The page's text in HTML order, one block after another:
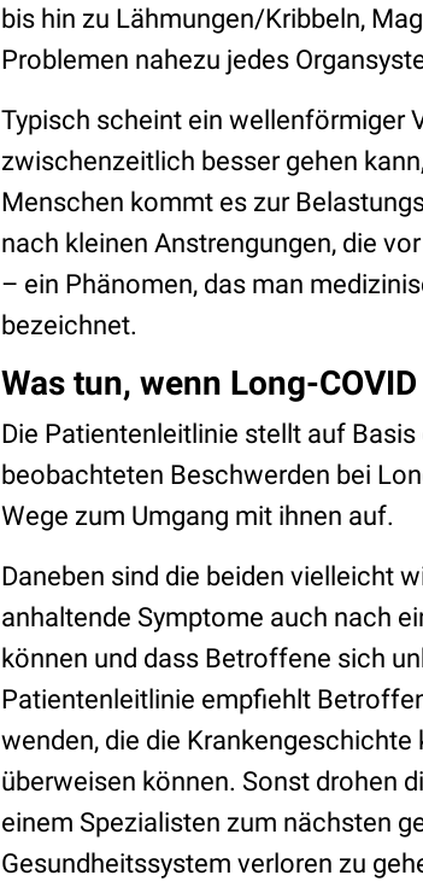
bis hin zu Lähmungen/Kribbeln,
Problemen nahezu jedes
Typisch scheint ein wellenförmiger
zwischenzeitlich besser gehen
Menschen kommt es zur
nach kleinen Anstrengungen, die
– ein Phänomen, das man
bezeichnet.
Was tun, wenn Long-
Die Patientenleitlinie stellt auf
beobachteten Beschwerden bei
Wege zum Umgang mit ihnen auf.
Daneben sind die beiden vielleicht
anhaltende Symptome auch nach
können und dass Betroffene sich
Patientenleitlinie empfiehlt
wenden, die die
überweisen können. Sonst drohen
einem Spezialisten zum nächsten
Gesundheitssystem verloren zu